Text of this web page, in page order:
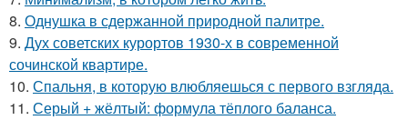
8. Однушка в сдержанной природной палитре.
9. Дух советских курортов 1930-х в современной
сочинской квартире.
10. Спальня, в которую влюбляешься с первого взгляда.
11. Серый + жёлтый: формула тёплого баланса.